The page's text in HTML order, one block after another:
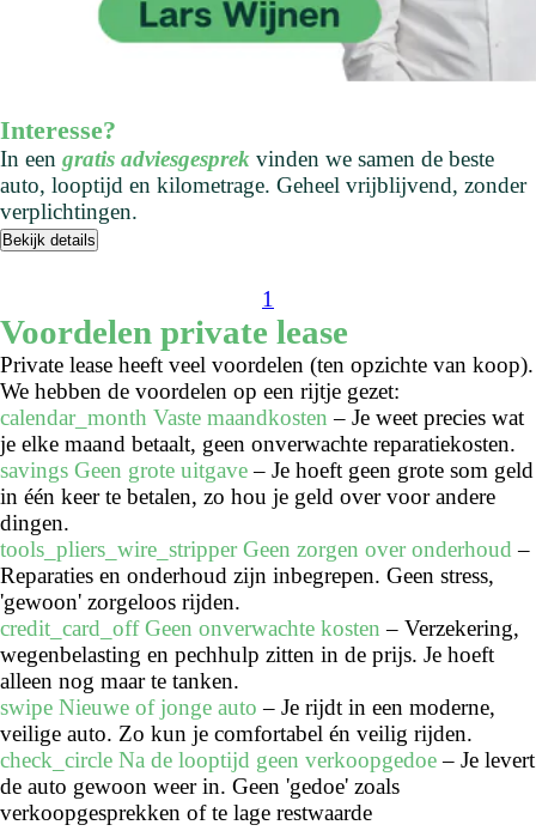
Interesse?
In een gratis adviesgesprek vinden we samen de beste
auto, looptijd en kilometrage. Geheel vrijblijvend, zonder
verplichtingen.
Bekijk details
1
Voordelen private lease
Private lease heeft veel voordelen (ten opzichte van koop).
We hebben de voordelen op een rijtje gezet:
calendar_month Vaste maandkosten – Je weet precies wat
je elke maand betaalt, geen onverwachte reparatiekosten.
savings Geen grote uitgave – Je hoeft geen grote som geld
in één keer te betalen, zo hou je geld over voor andere
dingen.
tools_pliers_wire_stripperGeen zorgen over onderhoud –
Reparaties en onderhoud zijn inbegrepen. Geen stress,
'gewoon' zorgeloos rijden.
credit_card_offGeen onverwachte kosten – Verzekering,
wegenbelasting en pechhulp zitten in de prijs. Je hoeft
alleen nog maar te tanken.
swipe Nieuwe of jonge auto – Je rijdt in een moderne,
veilige auto. Zo kun je comfortabel én veilig rijden.
check_circle Na de looptijd geen verkoopgedoe– Je levert
de auto gewoon weer in. Geen 'gedoe' zoals
verkoopgesprekken of te lage restwaarde